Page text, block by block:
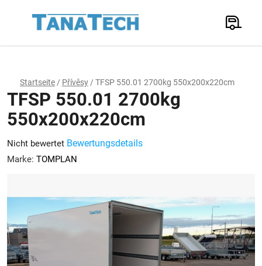
Suchen
Startseite / Přívěsy / TFSP 550.01 2700kg 550x200x220cm
TFSP 550.01 2700kg
550x200x220cm
Die
durchschnittliche
von
5
Sternen.
Nicht bewertet Bewertungsdetails
Marke: TOMPLAN